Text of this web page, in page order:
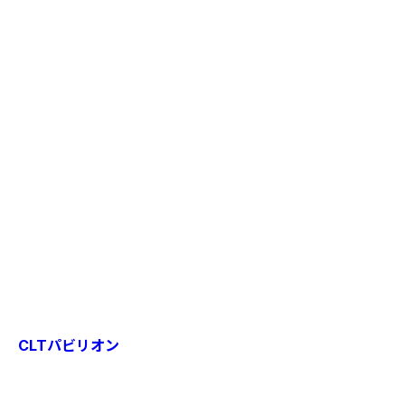
CLTパビリオン